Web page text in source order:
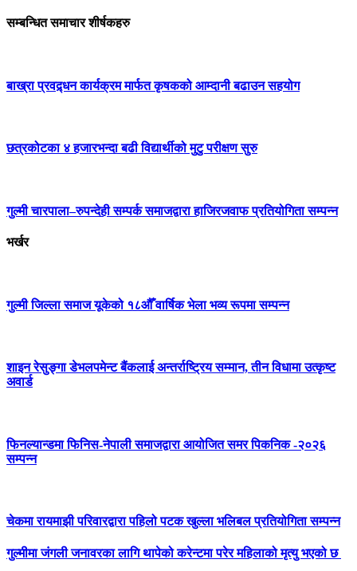
सम्बन्धित समाचार शीर्षकहरु
बाख्रा प्रवद्र्धन कार्यक्रम मार्फत कृषकको आम्दानी बढाउन सहयोग
छत्रकोटका ४ हजारभन्दा बढी विद्यार्थीको मुटु परीक्षण सुरु
गुल्मी चारपाला–रुपन्देही सम्पर्क समाजद्वारा हाजिरजवाफ प्रतियोगिता सम्पन्न
भर्खर
गुल्मी जिल्ला समाज यूकेको १८औँ वार्षिक भेला भव्य रूपमा सम्पन्न
शाइन रेसुङ्गा डेभलपमेन्ट बैंकलाई अन्तर्राष्ट्रिय सम्मान, तीन विधामा उत्कृष्ट
अवार्ड
फिनल्यान्डमा फिनिस-नेपाली समाजद्वारा आयोजित समर पिकनिक -२०२६
सम्पन्न
चेकमा रायमाझी परिवारद्वारा पहिलो पटक खुल्ला भलिबल प्रतियोगिता सम्पन्न
गुल्मीमा जंगली जनावरका लागि थापेको करेन्टमा परेर महिलाको मृत्यु भएको छ